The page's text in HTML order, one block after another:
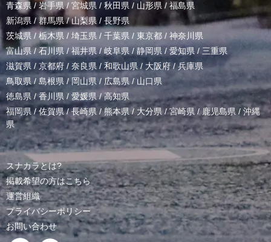
青森県 / 岩手県/ 宮城県 / 秋田県 / 山形県/ 福島県
新潟県 /群馬県/山梨県 / 長野県
茨城県 / 栃木県 / 埼玉県 / 千葉県 / 東京都 / 神奈川県
富山県 /石川県/福井県/岐阜県 / 静岡県 / 愛知県 / 三重県
滋賀県 / 京都府 / 奈良県 / 和歌山県/ 大阪府 /兵庫県
鳥取県/ 島根県 /岡山県/ 広島県 / 山口県
徳島県 /香川県 / 愛媛県/高知県
福岡県/佐賀県/長崎県 /熊本県/ 大分県/宮崎県 /鹿児島県 / 沖縄
県
スナカラとは?
掲載希望の方はこちら
運営組織
プライバシーポリシー
お問い合わせ